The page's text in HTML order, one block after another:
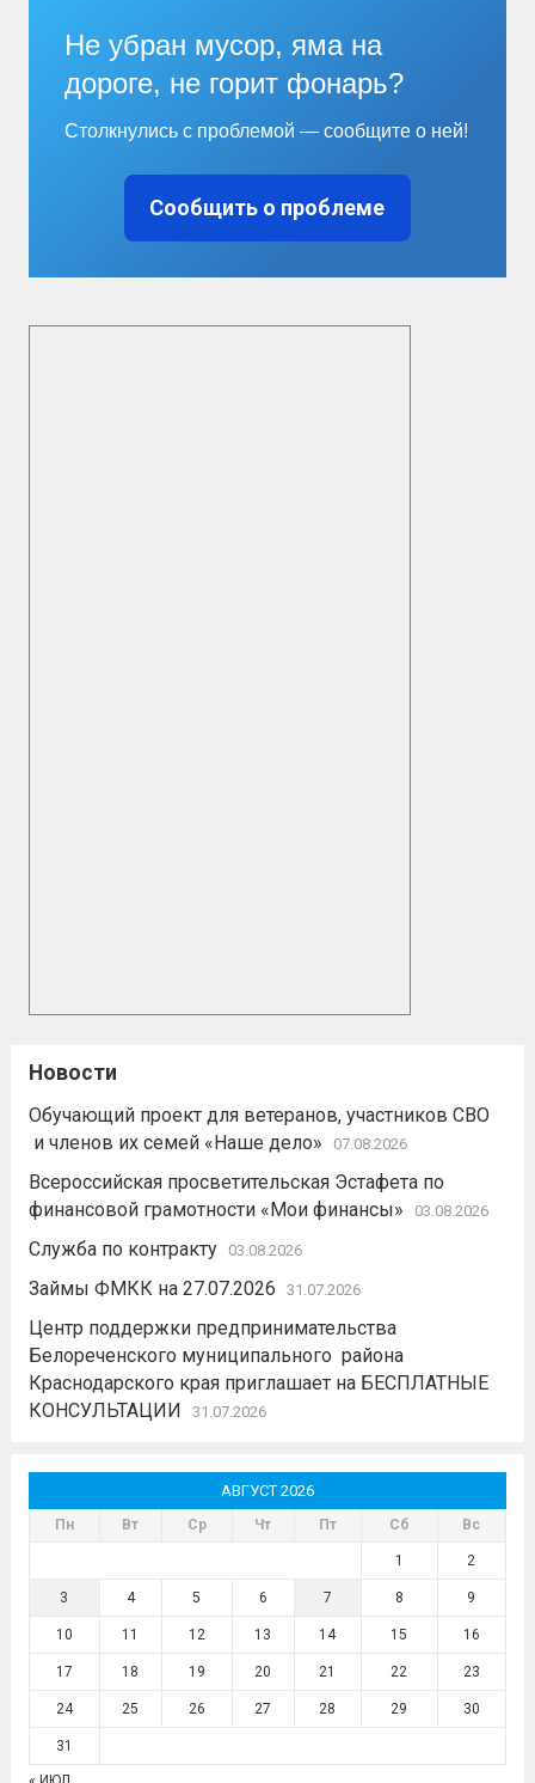
Не убран мусор, яма на
дороге, не горит фонарь?
Столкнулись с проблемой — сообщите о ней!
Сообщить о проблеме
Новости
Обучающий проект для ветеранов, участников СВО
и членов их семей «Наше дело»
07.08.2026
Всероссийская просветительская Эстафета по
финансовой грамотности «Мои финансы»
03.08.2026
Служба по контракту 03.08.2026
Займы ФМКК на 27.07.2026 31.07.2026
Центр поддержки предпринимательства
Белореченского муниципального района
Краснодарского края приглашает на БЕСПЛАТНЫЕ
КОНСУЛЬТАЦИИ
31.07.2026
АВГУСТ 2026
Пн Вт Ср Чт Пт Сб Вс
1 2
3 4 5 6 7 8 9
10 11 12 13 14 15 16
17 18 19 20 21 22 23
24 25 26 27 28 29 30
31